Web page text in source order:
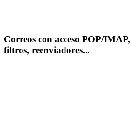
Correos con acceso POP/
filtros, reenviadores...